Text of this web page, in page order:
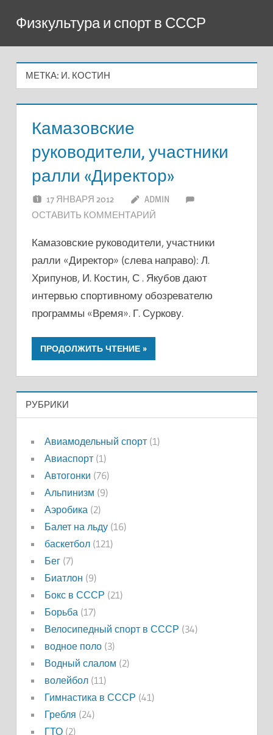
содержимому
Физкультура и спорт в СССР
МЕТКА: И. КОСТИН
Камазовские
руководители, участники
ралли «Директор»
17 ЯНВАРЯ 2012
ADMIN
ОСТАВИТЬ КОММЕНТАРИЙ
Камазовские руководители, участники
ралли «Директор» (слева направо): Л.
Хрипунов, И. Костин, С . Якубов дают
интервью спортивному обозревателю
программы «Время». Г. Суркову.
ПРОДОЛЖИТЬ ЧТЕНИЕ
РУБРИКИ
Авиамодельный спорт(1)
Авиаспорт(1)
Автогонки (76)
Альпинизм (9)
Аэробика(2)
Балет на льду(16)
баскетбол(121)
Бег(7)
Биатлон (9)
Бокс в СССР (21)
Борьба(17)
Велосипедный спорт в СССР (34)
водное поло(3)
Водный слалом (2)
волейбол(11)
Гимнастика в СССР (41)
Гребля (24)
ГТО(2)